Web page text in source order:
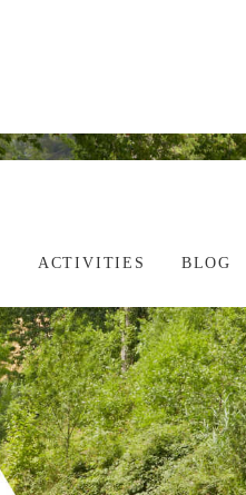
ACTIVITIES BLOG